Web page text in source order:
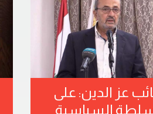
عز الدين: على
السياسية